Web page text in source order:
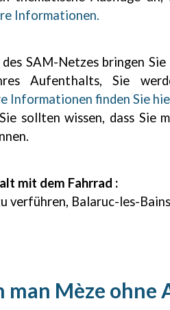
Informationen.
SAM-Netzes bringen
Aufenthalts, Sie
Informationen finden Sie
sollten wissen, dass Sie
mit dem Fahrrad :
verführen, Balaruc-les-
man Mèze ohne